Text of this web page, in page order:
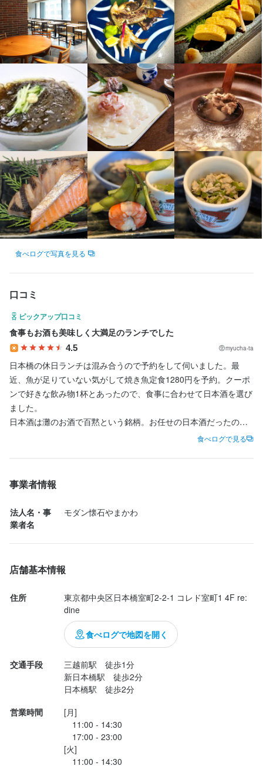
食べログで写真を見る
口コミ
ピックアップ口コミ
食事もお酒も美味しく大満足のランチでした
4.5 myucha-ta
日本橋の休日ランチは混み合うので予約をして伺いました。最
近、魚が足りていない気がして焼き魚定食1280円を予約。クーポ
ンで好きな飲み物1杯とあったので、食事に合わせて日本酒を選び
ました。
日本酒は灘のお酒で百黙という銘柄。お任せの日本酒だったの
で、あまり期待していなかったのですが、注いでいる時からフル
だきました。
食事は見た目も美しく、全体的に薄口で素材の味をしっかり感じ
る事ができました。焼き魚は鮭とサワラ。どちらも油がのってい
て、しっとりと肉厚で美味しかったです。
でした。
食べログで見る
事業者情報
法人名・事
業者名
モダン懐石やまかわ
店舗基本情報
住所
東京都中央区日本橋室町2-2-1 コレド室町1 4F re:
dine
食べログで地図を開く
交通手段
三越前駅　徒歩1分
新日本橋駅　徒歩2分
日本橋駅　徒歩2分
営業時間
[月]
11:00 - 14:30
17:00 - 23:00
[火]
11:00 - 14:30
仕事内容
【料理長候補】
開店前の仕込み、料理の調理、盛り付け、洗い場などの調理業務
全般をお任せします。
将来的には、料理長候補として、仕入れ、食材管理、メニュー開
発、他の調理スタッフへの指導・育成などの業務もお任せしま
す。
店名
モダン懐石 やまかわ
勤務地
東京都中央区日本橋室町2-2-1 コレド室町1 4F re:dine
連絡先
0501-722-6304
モダン懐石やまかわ
店名
モダン懐石 やまかわ
勤務地
東京都中央区日本橋室町2-2-1 コレド室町1 4F re:dine
連絡先
0501-722-6304
法人名・事業者名
モダン懐石やまかわ
最終更新日2025/05/16
特徴
学歴不問 未経験者歓迎 独立希望者歓迎 フリーター歓迎
大学生歓迎
高校生歓迎
留学生歓迎 主婦・主夫歓迎 女性活躍中
ブランクOK
オープニングスタッフ募集
駅チカ(徒歩5分以内)
スタッフの平均年齢20代
面接1回 即日勤務OK
仕事内容
【調理スタッフ】
開店前の仕込み、料理の調理、盛り付け、洗い場などの調理業務
全般をお任せします。
将来的には、料理長候補として、仕入れ、食材管理、メニュー開
発、他の調理スタッフへの指導・育成などの業務もお任せしま
す。
身に付くスキル
野菜の知識
食器の知識 サービスマナー 出店開業ノウハウ
店舗運営
求める人物像
・美味しい料理で人を喜ばせたい方
・誠実に仕事に取り組める方
・チームで仕事することに意欲的な方
・独立志向のある方
モダン懐石 やまかわ
勤務地
東京都中央区日本橋室町2-2-1 コレド室町1 4F re:dine
連絡先
0501-722-6304
法人名・事業者名